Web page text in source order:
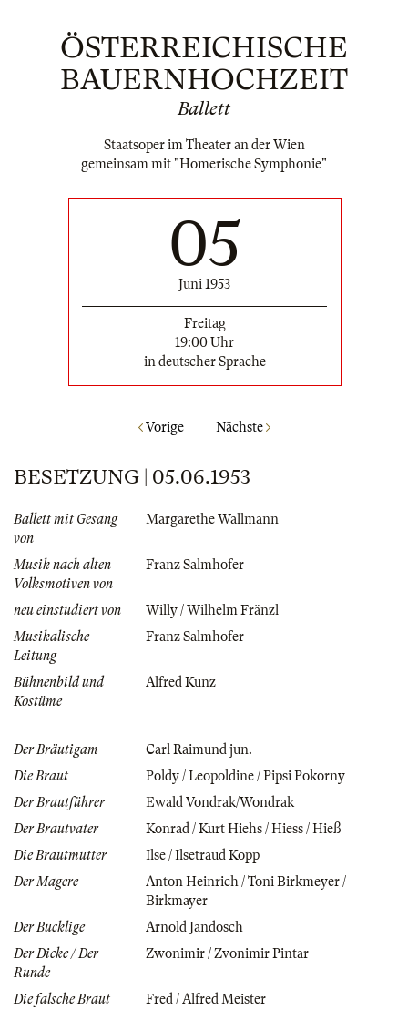
ÖSTERREICHISCHE
BAUERNHOCHZEIT
Ballett
Staatsoper im Theater an der Wien
gemeinsam mit "Homerische Symphonie"
05
Juni 1953
Freitag
19:00 Uhr
in deutscher Sprache
Vorige Nächste
BESETZUNG | 05.06.1953
Ballett mit Gesang
von
Margarethe Wallmann
Musik nach alten
Volksmotiven von
Franz Salmhofer
neu einstudiert von
Willy / Wilhelm Fränzl
Musikalische
Leitung
Franz Salmhofer
Bühnenbild und
Kostüme
Alfred Kunz
Der Bräutigam
Carl Raimund jun.
Die Braut
Poldy / Leopoldine / Pipsi Pokorny
Der Brautführer
Ewald Vondrak/Wondrak
Der Brautvater
Konrad / Kurt Hiehs / Hiess / Hieß
Die Brautmutter
Ilse / Ilsetraud Kopp
Der Magere
Anton Heinrich / Toni Birkmeyer /
Birkmayer
Der Bucklige
Arnold Jandosch
Der Dicke / Der
Runde
Zwonimir / Zvonimir Pintar
Die falsche Braut
Fred / Alfred Meister